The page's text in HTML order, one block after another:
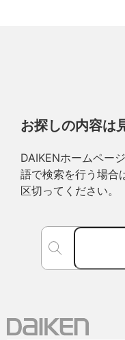
お探しの内容は
DAIKENホームペー
語で検索を行う場合
区切ってください。